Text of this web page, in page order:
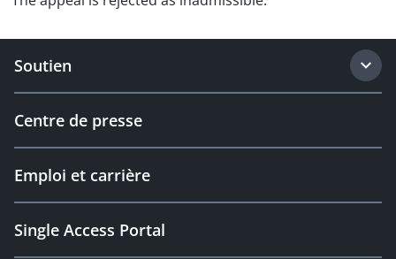
Soutien
Centre de presse
Emploi et carrière
Single Access Portal